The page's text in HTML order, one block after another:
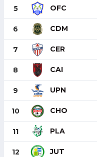
5 OFC
6 CDM
7 CER
8 CAI
9 UPN
10 CHO
11 PLA
12 JUT